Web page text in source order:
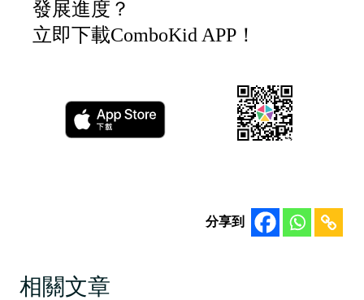
發展進度？
立即下載ComboKid APP！
分享到
相關文章